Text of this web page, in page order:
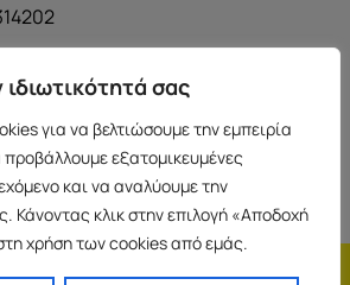
σας
για να βελτιώσουμε την εμπειρία
εξατομικευμένες
και να αναλύουμε την
Κάνοντας κλικ στην επιλογή «Αποδοχή
χρήση των cookies από εμάς.
38, Ισόγειο 45444
08616